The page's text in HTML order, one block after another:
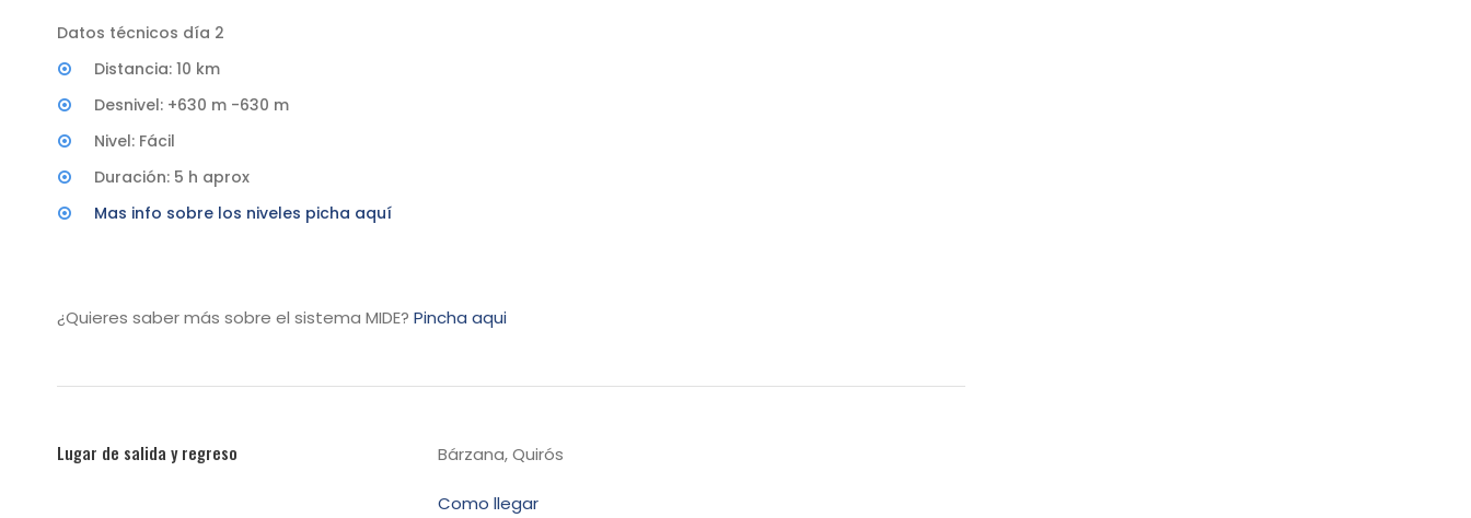
Datos técnicos día 2
Distancia: 10 km
Desnivel: +630 m -630 m
Nivel: Fácil
Duración: 5 h aprox
Mas info sobre los niveles picha aquí
¿Quieres saber más sobre el sistema MIDE? Pincha aqui
Lugar de salida y regreso Bárzana, Quirós
Como llegar